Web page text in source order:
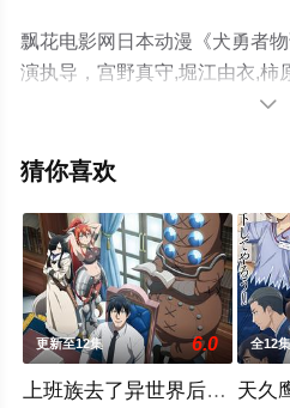
飘花电影网日本动漫《犬勇者
演执导，宫野真守,堀江由衣,柿
小清水亚美等演员精彩演绎的
就上飘花影院，更多相关信息
。

猜你喜欢
更新至12集 6.0
上班族去了异世界后成了四
全12
天久